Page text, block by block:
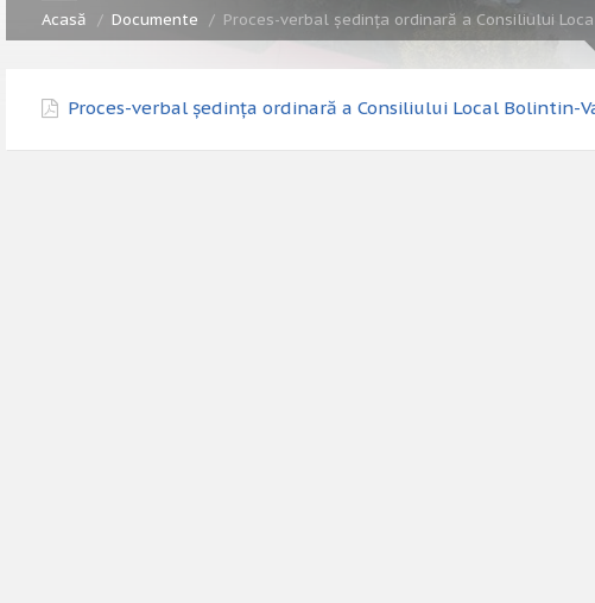
Acasă Documente Proces-verbal ședința ordinară a Consiliului
Proces-verbal ședința ordinară a Consiliului Local Bolintin-